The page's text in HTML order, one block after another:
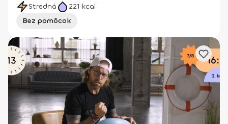
Stredná 221 kcal
Bez pomôcok